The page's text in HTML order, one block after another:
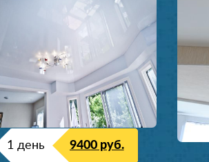
1 день 9400 руб.